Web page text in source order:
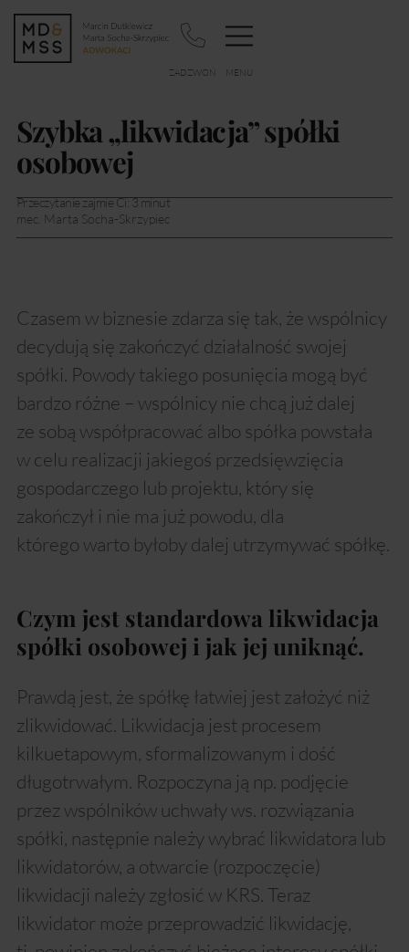
Szybka „likwidacja” spółki
osobowej
Przeczytanie zajmie Ci:3minut
mec. Marta Socha-Skrzypiec
Czasem w biznesie zdarza się tak, że wspólnicy
decydują się zakończyć działalność swojej
spółki. Powody takiego posunięcia mogą być
bardzo różne – wspólnicy nie chcą już dalej
ze sobą współpracować albo spółka powstała
w celu realizacji jakiegoś przedsięwzięcia
gospodarczego lub projektu, który się
zakończył i nie ma już powodu, dla
którego warto byłoby dalej utrzymywać spółkę.
Czym jest standardowa likwidacja
spółki osobowej i jak jej uniknąć.
Prawdą jest, że spółkę łatwiej jest założyć niż
zlikwidować. Likwidacja jest procesem
kilkuetapowym, sformalizowanym i dość
długotrwałym. Rozpoczyna ją np. podjęcie
przez wspólników uchwały ws. rozwiązania
spółki, następnie należy wybrać likwidatora lub
likwidatorów, a otwarcie (rozpoczęcie)
likwidacji należy zgłosić w KRS. Teraz
likwidator może przeprowadzić likwidację,